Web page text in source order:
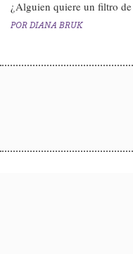
¿Alguien quiere un filtro
POR DIANA BRUK